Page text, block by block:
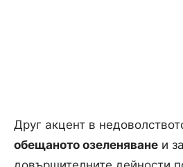
Друг акцент в
обещаното озеленяване и